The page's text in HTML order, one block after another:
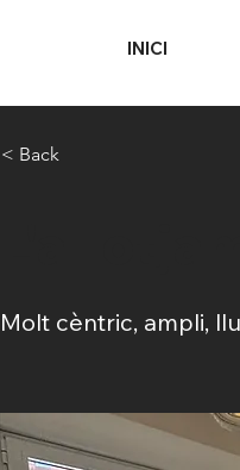
INICI
< Back
Molt cèntric, ampli,